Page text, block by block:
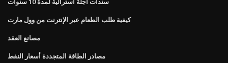
كيفية طلب الطعام عبر الإنترنت من وول مارت
مصانع العقد
مصادر الطاقة المتجددة أسعار النفط